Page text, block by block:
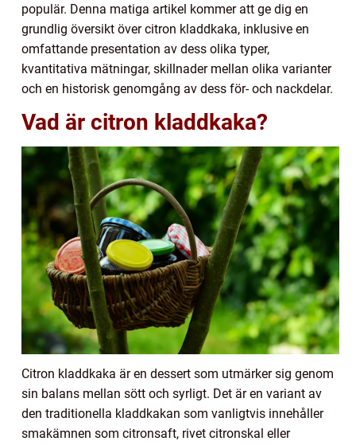
populär. Denna matiga artikel kommer att ge dig en
grundlig översikt över citron kladdkaka, inklusive en
omfattande presentation av dess olika typer,
kvantitativa mätningar, skillnader mellan olika varianter
och en historisk genomgång av dess för- och nackdelar.
Vad är citron kladdkaka?
Citron kladdkaka är en dessert som utmärker sig genom
sin balans mellan sött och syrligt. Det är en variant av
den traditionella kladdkakan som vanligtvis innehåller
smakämnen som citronsaft, rivet citronskal eller